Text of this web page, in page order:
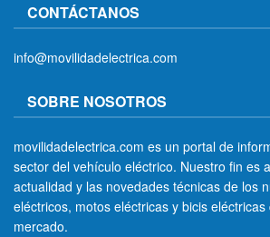
CONTÁCTANOS
info@movilidadelectrica.com
SOBRE NOSOTROS
movilidadelectrica.com es un portal de
sector del vehículo eléctrico. Nuestro fin es
actualidad y las novedades técnicas de los
eléctricos, motos eléctricas y bicis
mercado.